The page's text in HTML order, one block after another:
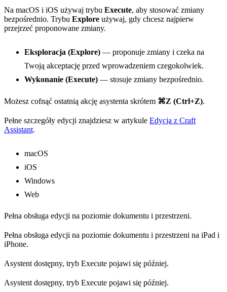
Na macOS i iOS używaj trybu Execute, aby stosować zmiany
bezpośrednio. Trybu Explore używaj, gdy chcesz najpierw
przejrzeć proponowane zmiany.
Eksploracja (Explore) — proponuje zmiany i czeka na
Twoją akceptację przed wprowadzeniem czegokolwiek.
Wykonanie (Execute) — stosuje zmiany bezpośrednio.
Możesz cofnąć ostatnią akcję asystenta skrótem ⌘Z (Ctrl+Z).
Pełne szczegóły edycji znajdziesz w artykule Edycja z Craft
Assistant.
macOS
iOS
Windows
Web
Pełna obsługa edycji na poziomie dokumentu i przestrzeni.
Pełna obsługa edycji na poziomie dokumentu i przestrzeni na iPad i
iPhone.
Asystent dostępny, tryb Execute pojawi się później.
Asystent dostępny, tryb Execute pojawi się później.